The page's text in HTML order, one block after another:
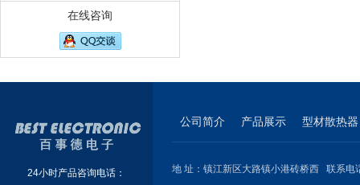
在线咨询
24小时产品咨询电话：
公司简介 产品展示 型材散热器
地 址：镇江新区大路镇小港砖桥西 联系